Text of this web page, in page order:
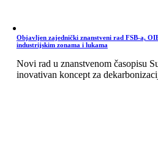
Objavljen zajednički znanstveni rad FSB-a,
industrijskim zonama i lukama
Novi rad u znanstvenom časopisu
inovativan koncept za